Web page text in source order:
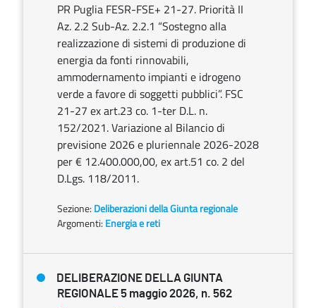
PR Puglia FESR-FSE+ 21-27. Priorità II
Az. 2.2 Sub-Az. 2.2.1 “Sostegno alla
realizzazione di sistemi di produzione di
energia da fonti rinnovabili,
ammodernamento impianti e idrogeno
verde a favore di soggetti pubblici”. FSC
21-27 ex art.23 co. 1-ter D.L. n.
152/2021. Variazione al Bilancio di
previsione 2026 e pluriennale 2026-2028
per € 12.400.000,00, ex art.51 co. 2 del
D.Lgs. 118/2011.
Sezione: Deliberazioni della Giunta regionale
Argomenti: Energia e reti
DELIBERAZIONE DELLA GIUNTA
REGIONALE 5 maggio 2026, n. 562